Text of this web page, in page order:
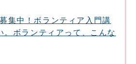
集中！ボランティア入門講
。ボランティアって、こんな